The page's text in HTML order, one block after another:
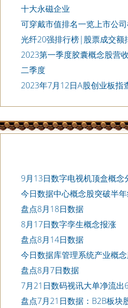
的排名
十大永磁企业
可穿戴市值排名一览上市公
光纤20强排行榜|股票成交额
2023第一季度胶囊概念股营
二季度
2023年7月12日A股创业板指
9月13日数字电视机顶盒概念
今日数据中心概念股突破半
盘点8月18日数据
8月17日数字孪生概念报涨
盘点8月14日数据
今日数据库管理系统产业概
盘点8月7日数据
7月21日数码视讯大单净流出
盘点7月21日数据：B2B板块